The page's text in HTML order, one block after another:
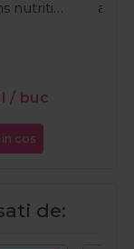
nutritiv
/ buc
cos
de: